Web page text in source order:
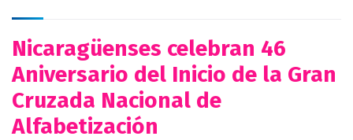
Nicaragüenses celebran 46
Aniversario del Inicio de la Gran
Cruzada Nacional de
Alfabetización